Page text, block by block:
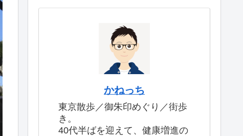
かねっち
東京散歩／御朱印めぐり／街歩
き。
40代半ばを迎えて、健康増進の